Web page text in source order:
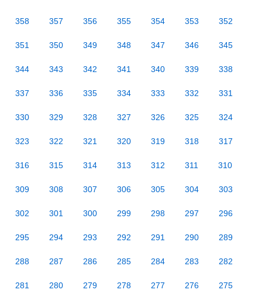
358 357 356 355 354 353 352
351 350 349 348 347 346 345
344 343 342 341 340 339 338
337 336 335 334 333 332 331
330 329 328 327 326 325 324
323 322 321 320 319 318 317
316 315 314 313 312 311 310
309 308 307 306 305 304 303
302 301 300 299 298 297 296
295 294 293 292 291 290 289
288 287 286 285 284 283 282
281 280 279 278 277 276 275